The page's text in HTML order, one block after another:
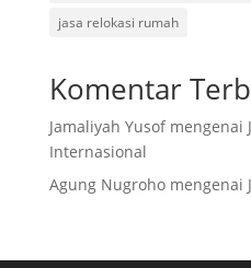
jasa relokasi rumah
Komentar
Jamaliyah Yusofmengenai
Internasional
Agung Nugrohomengenai